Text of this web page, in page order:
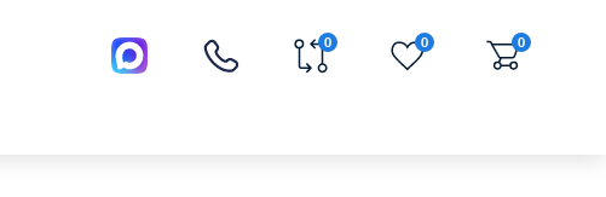
0 0 0